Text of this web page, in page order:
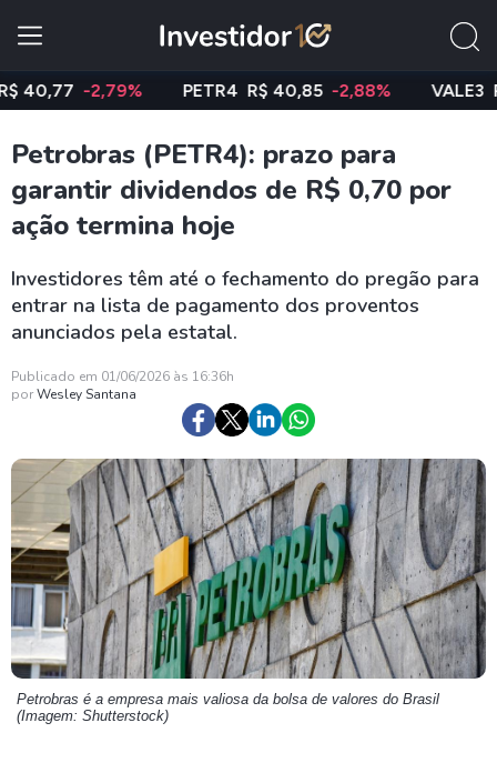
-2,79% PETR4 R$ 40,85 -2,88% VALE3 R$
Petrobras (PETR4): prazo para
garantir dividendos de R$ 0,70 por
ação termina hoje
Investidores têm até o fechamento do pregão para
entrar na lista de pagamento dos proventos
anunciados pela estatal.
Publicado em 01/06/2026 às 16:36h
porWesley Santana
Petrobras é a empresa mais valiosa da bolsa de valores do Brasil
(Imagem: Shutterstock)